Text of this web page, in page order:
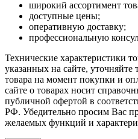
широкий ассортимент
доступные цены;
оперативную доставку;
профессиональную
Технические характеристики
указанных на сайте, уточняйте
товара на момент покупки и
сайте о товарах носит
публичной офертой в
РФ. Убедительно просим Вас
желаемых функций и